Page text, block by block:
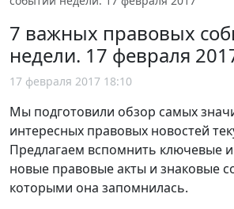
7 важных правовых
недели. 17 февраля
17 февраля 2017 18:10
Мы подготовили обзор самых
интересных правовых новостей
Предлагаем вспомнить ключевые
новые правовые акты и знаковые
которыми она запомнилась.